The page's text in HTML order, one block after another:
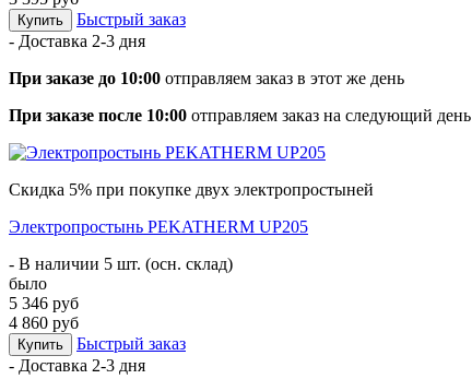
Купить
Быстрый заказ
- Доставка 2-3 дня
При заказе до 10:00 отправляем заказ в этот же день
При заказе после 10:00 отправляем заказ на следующий день
Скидка 5% при покупке двух электропростыней
Электропростынь PEKATHERM UP205
- В наличии 5 шт. (осн. склад)
было
5 346 руб
4 860 руб
Купить
Быстрый заказ
- Доставка 2-3 дня